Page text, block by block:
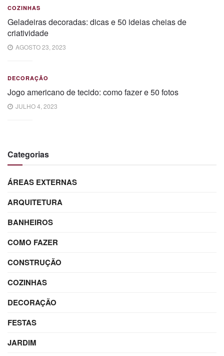
COZINHAS
Geladeiras decoradas: dicas e 50 ideias cheias de
criatividade
AGOSTO 23, 2023
DECORAÇÃO
Jogo americano de tecido: como fazer e 50 fotos
JULHO 4, 2023
Categorias
ÁREAS EXTERNAS
ARQUITETURA
BANHEIROS
COMO FAZER
CONSTRUÇÃO
COZINHAS
DECORAÇÃO
FESTAS
JARDIM